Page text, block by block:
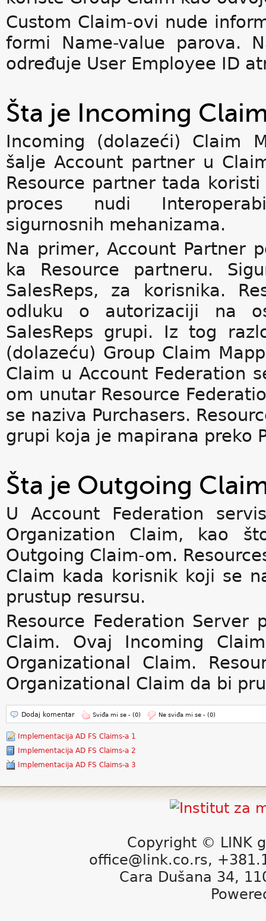
Custom Claim-ovi nude
formi Name-value parova.
određuje User Employee ID
Šta je Incoming
Incoming (dolazeći) Claim
šalje Account partner u
Resource partner tada
proces nudi
sigurnosnih mehanizama.
Na primer, Account Partner
ka Resource partneru.
SalesReps, za korisnika.
odluku o autorizaciji na
SalesReps grupi. Iz tog
(dolazeću) Group Claim
Claim u Account Federation
om unutar Resource
se naziva Purchasers.
grupi koja je mapirana preko
Šta je Outgoing
U Account Federation
Organization Claim, kao
Outgoing Claim-om.
Claim kada korisnik koji se
prustup resursu.
Resource Federation Server
Claim. Ovaj Incoming
Organizational Claim.
Organizational Claim da bi
Dodaj komentar Sviđa mi se - (0) Ne sviđa mi se - (0)
Implementacija AD FS Claims-a 1
Implementacija AD FS Claims-a 2
Implementacija AD FS Claims-a 3
Copyright © LINK
office@link.co.rs,
Cara Dušana 34,